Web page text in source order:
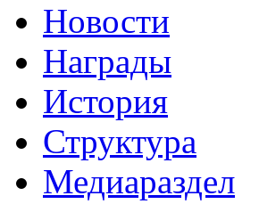
Новости
Награды
История
Структура
Медиараздел